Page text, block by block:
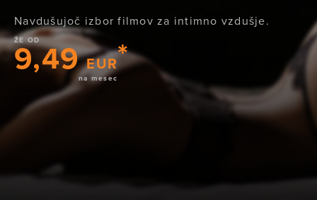
Navdušujoč izbor filmov za intimno vzdušje.
ŽE OD
9,49 EUR
na mesec